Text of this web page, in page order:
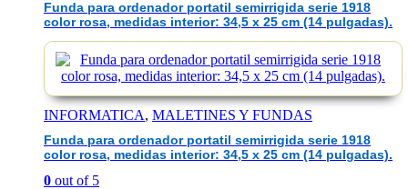
Funda para ordenador portatil semirrigida serie 1918
color rosa, medidas interior: 34,5 x 25 cm (14 pulgadas).
INFORMATICA, MALETINES Y FUNDAS
Funda para ordenador portatil semirrigida serie 1918
color rosa, medidas interior: 34,5 x 25 cm (14 pulgadas).
0 out of 5